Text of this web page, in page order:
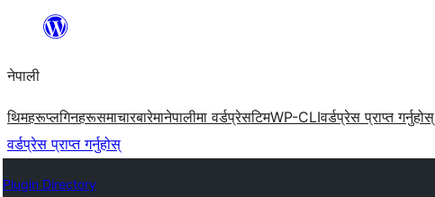
सामग्रीमा
नेपाली
थिमहरूप्लगिनहरूसमाचारबारेमानेपालीमा वर्डप्रेसटिमWP-CLIवर्डप्रेस प्राप्त गर्नुहोस्
वर्डप्रेस प्राप्त गर्नुहोस्
Plugin Directory